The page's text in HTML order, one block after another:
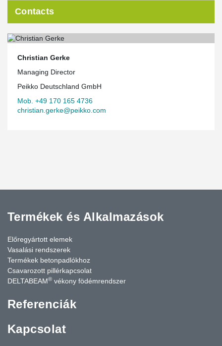
Contacts
Christian Gerke
Managing Director
Peikko Deutschland GmbH
Mob. +49 170 165 4736
christian.gerke@peikko.com
Termékek és Alkalmazások
Előregyártott elemek
Vasalási rendszerek
Termékek betonpadlókhoz
Csavarozott pillérkapcsolat
DELTABEAM® vékony födémrendszer
Referenciák
Kapcsolat